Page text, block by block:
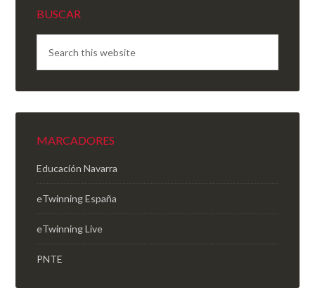
BUSCAR
MARCADORES
Educación Navarra
eTwinning España
eTwinning Live
PNTE